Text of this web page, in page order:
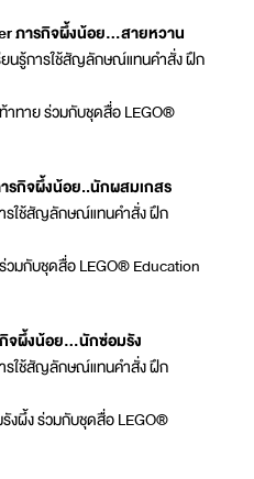
ภารกิจผึ้งน้อย...สายหวาน
นรู้การใช้สัญลักษณ์แทนคำสั่ง ฝึก
ทาย ร่วมกับชุดสื่อ LEGO®
รกิจผึ้งน้อย..นักผสมเกสร
รใช้สัญลักษณ์แทนคำสั่ง ฝึก
มกับชุดสื่อ LEGO® Education
กิจผึ้งน้อย...นักซ่อมรัง
รใช้สัญลักษณ์แทนคำสั่ง ฝึก
งผึ้ง ร่วมกับชุดสื่อ LEGO®